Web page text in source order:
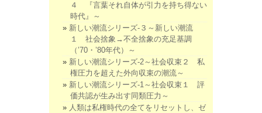
４ 『言葉それ自体が引力を持ち得ない
時代』～
新しい潮流シリーズ-３～新しい潮流
１ 社会捨象→不全捨象の充足基調
（’70・’80年代）～
新しい潮流シリーズ-2～社会収束２ 私
権圧力を超えた外向収束の潮流～
新しい潮流シリーズ-1～社会収束１ 評
価共認が生み出す同類圧力～
人類は私権時代の全てをリセットし、ゼ